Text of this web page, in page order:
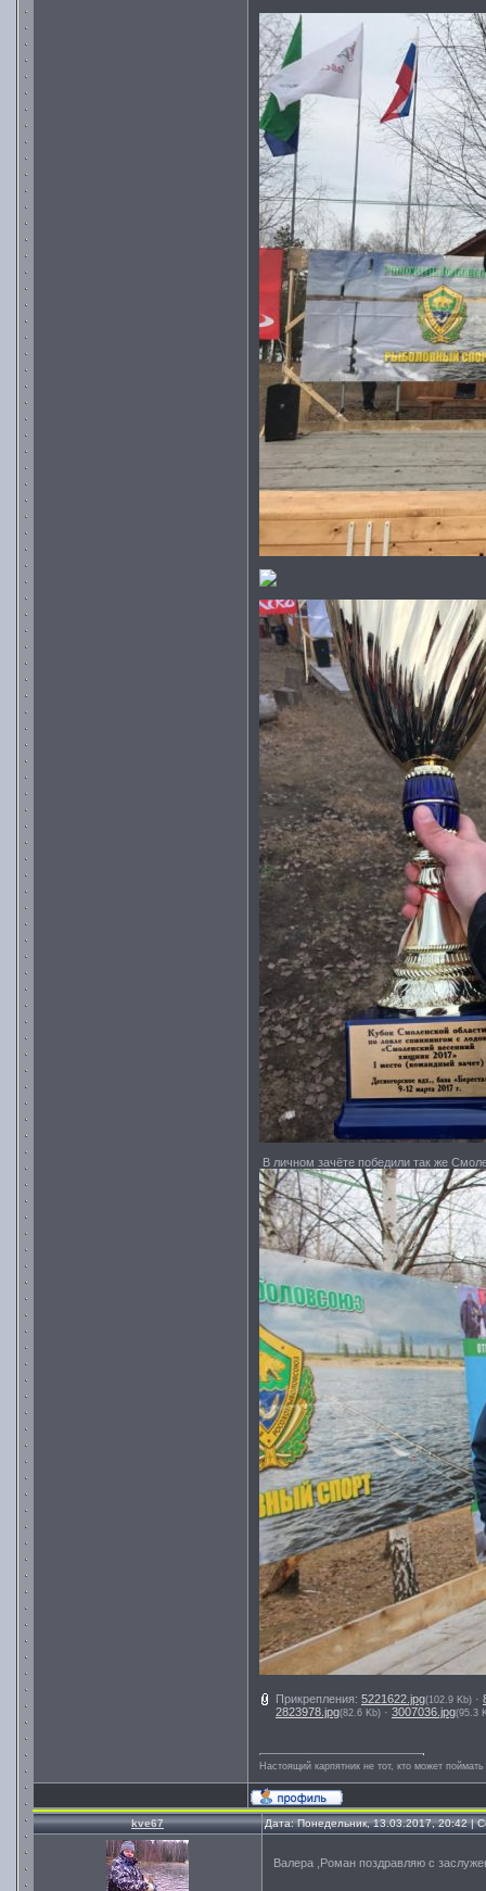
В личном зачёте победили так же
Прикрепления: 5221622.jpg(102.9 Kb) ·
2823978.jpg(82.6 Kb) · 3007036.jpg(95.3
Настоящий карпятник не тот, кто может
kve67 Дата: Понедельник, 13.03.2017, 20:42 |
Валера ,Роман поздравляю с